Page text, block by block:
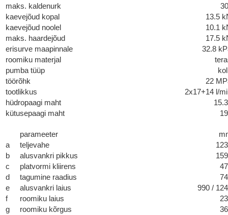
maks. kaldenurk
kaevejõud kopal
13.5
kaevejõud noolel
10.1
maks. haardejõud
17.5
erisurve maapinnale
32.8
roomiku materjal
pumba tüüp
töörõhk
22
tootlikkus
2x17+14 l/
hüdropaagi maht
kütusepaagi maht
parameeter
a
teljevahe
b
alusvankri pikkus
c
platvormi kliirens
d
tagumine raadius
e
alusvankri laius
990 /
f
roomiku laius
g
roomiku kõrgus